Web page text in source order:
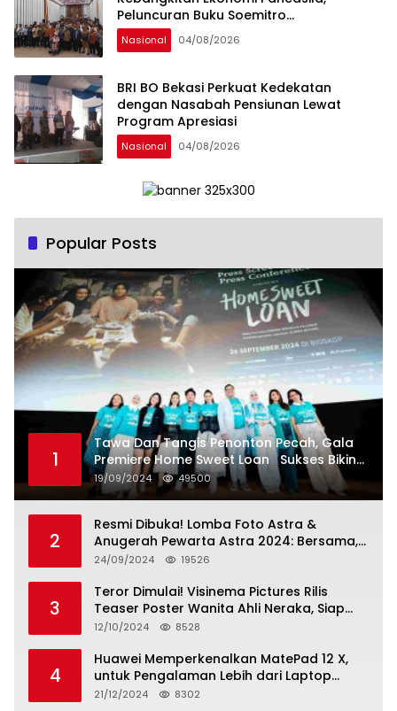
Peluncuran Buku Soemitro
Djojohadikusumo Anti Penjajahan
(Pergolakan Ekonomi Politik Indonesia) &
Undang Perekonomian Nasional dan
Kesejahteraan Sosial dalam Menata
Bangsa Menuju Indonesia Emas 2045”,
Nasional 04/08/2026
BRI BO Bekasi Perkuat Kedekatan
dengan Nasabah Pensiunan Lewat
Program Apresiasi
Nasional 04/08/2026
Popular Posts
1
Tawa Dan Tangis Penonton Pecah, Gala
Premiere Home Sweet Loan Sukses Bikin
Penonton Lihat Diri Sendiri di Layar
19/09/2024 49500
2
Resmi Dibuka! Lomba Foto Astra &
Anugerah Pewarta Astra 2024: Bersama,
Berkarya, Berkelanjutan
24/09/2024 19526
3
Teror Dimulai! Visinema Pictures Rilis
Teaser Poster Wanita Ahli Neraka, Siap
Tayang di Bioskop 14 November 2024
12/10/2024 8528
4
Huawei Memperkenalkan MatePad 12 X,
untuk Pengalaman Lebih dari Laptop
dengan Layar Ultra Bright dan Desain
21/12/2024 8302